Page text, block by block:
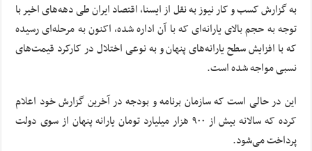
به گزارش کسب و کار نیوز به نقل از ایسنا، اقتصاد ایران طی دهه‌های اخیر با
توجه به حجم بالای یارانه‌ای که با آن اداره شده، اکنون به مرحله‌ای رسیده
که با افزایش سطح یارانه‌های پنهان و به نوعی اختلال در کارکرد قیمت‌های
نسبی مواجه شده است.
این در حالی است که سازمان برنامه و بودجه در آخرین گزارش خود اعلام
کرده که سالانه بیش از ۹۰۰ هزار میلیارد تومان یارانه پنهان از سوی دولت
پرداخت می‌شود.